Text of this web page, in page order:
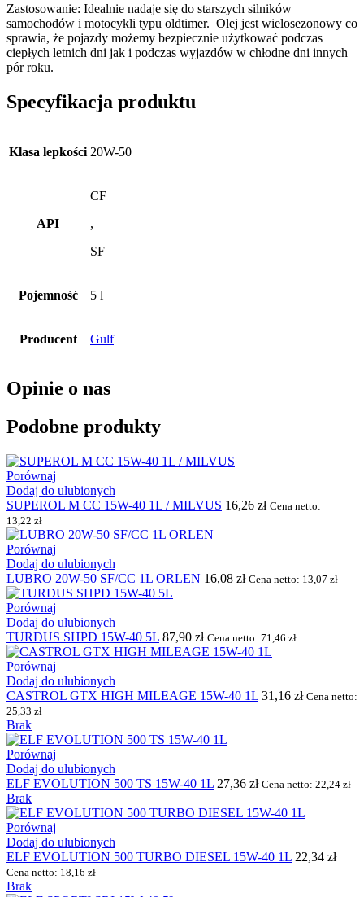
Zastosowanie: Idealnie nadaje się do starszych silników
samochodów i motocykli typu oldtimer. Olej jest wielosezonowy co
sprawia, że pojazdy możemy bezpiecznie użytkować podczas
ciepłych letnich dni jak i podczas wyjazdów w chłodne dni innych
pór roku.
Specyfikacja produktu
Klasa lepkości 20W-50
API
CF
,
SF
Pojemność 5 l
Producent Gulf
Opinie o nas
Podobne produkty
Porównaj
Dodaj do ulubionych
SUPEROL M CC 15W-40 1L / MILVUS 16,26 zł Cena netto:
13,22 zł
Porównaj
Dodaj do ulubionych
LUBRO 20W-50 SF/CC 1L ORLEN 16,08 zł Cena netto: 13,07 zł
Porównaj
Dodaj do ulubionych
TURDUS SHPD 15W-40 5L 87,90 zł Cena netto: 71,46 zł
Porównaj
Dodaj do ulubionych
CASTROL GTX HIGH MILEAGE 15W-40 1L 31,16 zł Cena netto:
25,33 zł
Brak
Porównaj
Dodaj do ulubionych
ELF EVOLUTION 500 TS 15W-40 1L 27,36 zł Cena netto: 22,24 zł
Brak
Porównaj
Dodaj do ulubionych
ELF EVOLUTION 500 TURBO DIESEL 15W-40 1L 22,34 zł
Cena netto: 18,16 zł
Brak